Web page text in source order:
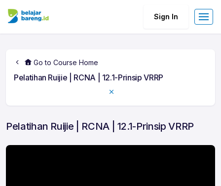
Sign In
Go to Course Home
Pelatihan Ruijie | RCNA | 12.1-Prinsip VRRP
Pelatihan Ruijie | RCNA | 12.1-Prinsip VRRP